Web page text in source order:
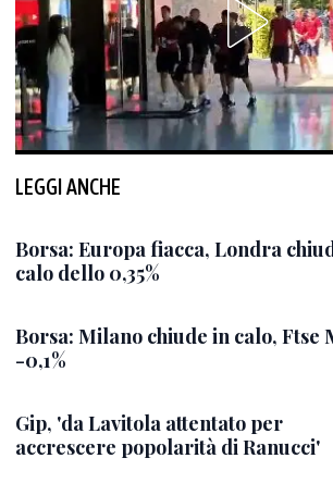
LEGGI ANCHE
Borsa: Europa fiacca, Londra
calo dello 0,35%
Borsa: Milano chiude in calo, Ftse
-0,1%
Gip, 'da Lavitola attentato per
accrescere popolarità di Ranucci'